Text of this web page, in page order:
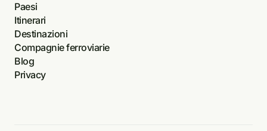
Paesi
Itinerari
Destinazioni
Compagnie ferroviarie
Blog
Privacy